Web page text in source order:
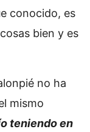
conocido, es
bien y es
no ha
mismo
teniendo en